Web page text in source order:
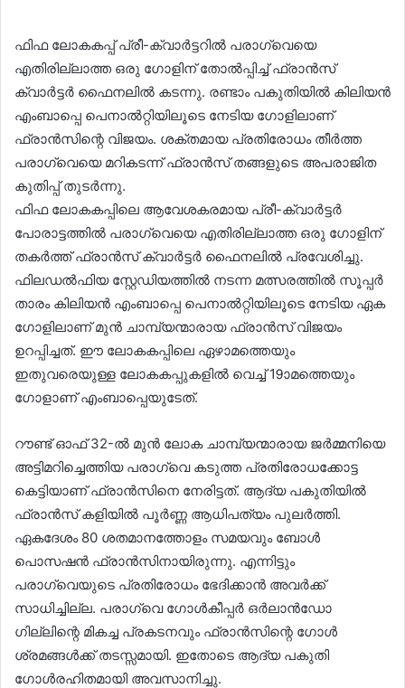
ഫിഫ ലോകകപ്പ് പ്രീ-ക്വാർട്ടറിൽ പരാഗ്വെയെ
എതിരില്ലാത്ത ഒരു ഗോളിന് തോൽപ്പിച്ച് ഫ്രാൻസ്
ക്വാർട്ടർ ഫൈനലിൽ കടന്നു. രണ്ടാം പകുതിയിൽ കിലിയൻ
എംബാപ്പെ പെനാൽറ്റിയിലൂടെ നേടിയ ഗോളിലാണ്
ഫ്രാൻസിന്റെ വിജയം. ശക്തമായ പ്രതിരോധം തീർത്ത
പരാഗ്വെയെ മറികടന്ന് ഫ്രാൻസ് തങ്ങളുടെ അപരാജിത
കുതിപ്പ് തുടർന്നു.
ഫിഫ ലോകകപ്പിലെ ആവേശകരമായ പ്രീ-ക്വാർട്ടർ
പോരാട്ടത്തിൽ പരാഗ്വെയെ എതിരില്ലാത്ത ഒരു ഗോളിന്
തകർത്ത് ഫ്രാൻസ് ക്വാർട്ടർ ഫൈനലിൽ പ്രവേശിച്ചു.
ഫിലഡൽഫിയ സ്റ്റേഡിയത്തിൽ നടന്ന മത്സരത്തിൽ സൂപ്പർ
താരം കിലിയൻ എംബാപ്പെ പെനാൽറ്റിയിലൂടെ നേടിയ ഏക
ഗോളിലാണ് മുൻ ചാമ്പ്യന്മാരായ ഫ്രാൻസ് വിജയം
ഉറപ്പിച്ചത്. ഈ ലോകകപ്പിലെ ഏഴാമത്തെയും
ഇതുവരെയുള്ള ലോകകപ്പുകളിൽ വെച്ച് 19ാമത്തെയും
ഗോളാണ് എംബാപ്പെയുടേത്.
റൗണ്ട് ഓഫ് 32-ൽ മുൻ ലോക ചാമ്പ്യന്മാരായ ജർമ്മനിയെ
അട്ടിമറിച്ചെത്തിയ പരാഗ്വെ കടുത്ത പ്രതിരോധക്കോട്ട
കെട്ടിയാണ് ഫ്രാൻസിനെ നേരിട്ടത്. ആദ്യ പകുതിയിൽ
ഫ്രാൻസ് കളിയിൽ പൂർണ്ണ ആധിപത്യം പുലർത്തി.
ഏകദേശം 80 ശതമാനത്തോളം സമയവും ബോൾ
പൊസഷൻ ഫ്രാൻസിനായിരുന്നു. എന്നിട്ടും
പരാഗ്വെയുടെ പ്രതിരോധം ഭേദിക്കാൻ അവർക്ക്
സാധിച്ചില്ല. പരാഗ്വെ ഗോൾകീപ്പർ ഒർലാൻഡോ
ഗില്ലിന്റെ മികച്ച പ്രകടനവും ഫ്രാൻസിന്റെ ഗോൾ
ശ്രമങ്ങൾക്ക് തടസ്സമായി. ഇതോടെ ആദ്യ പകുതി
ഗോൾരഹിതമായി അവസാനിച്ചു.